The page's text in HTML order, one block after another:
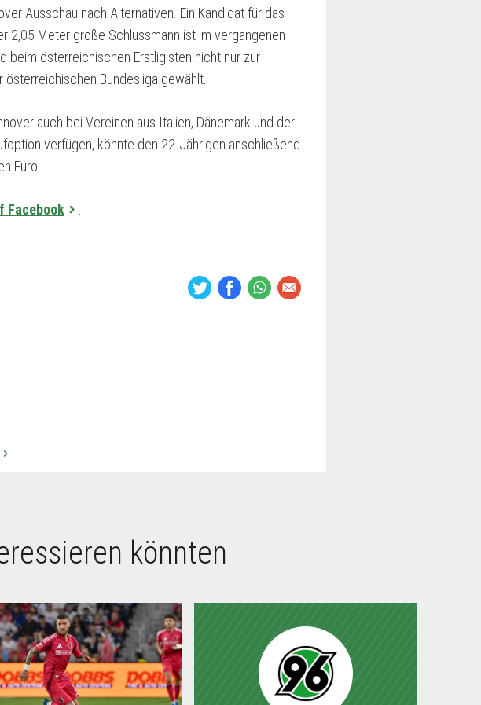
Ausschau nach Alternativen. Ein Kandidat für das
2,05 Meter große Schlussmann ist im vergangenen
beim österreichischen Erstligisten nicht nur zur
Bundesliga gewählt.
auch bei Vereinen aus Italien, Dänemark und der
verfügen, könnte den 22-Jährigen anschließend
Euro.
Facebook
keyboard_arrow_right
könnten